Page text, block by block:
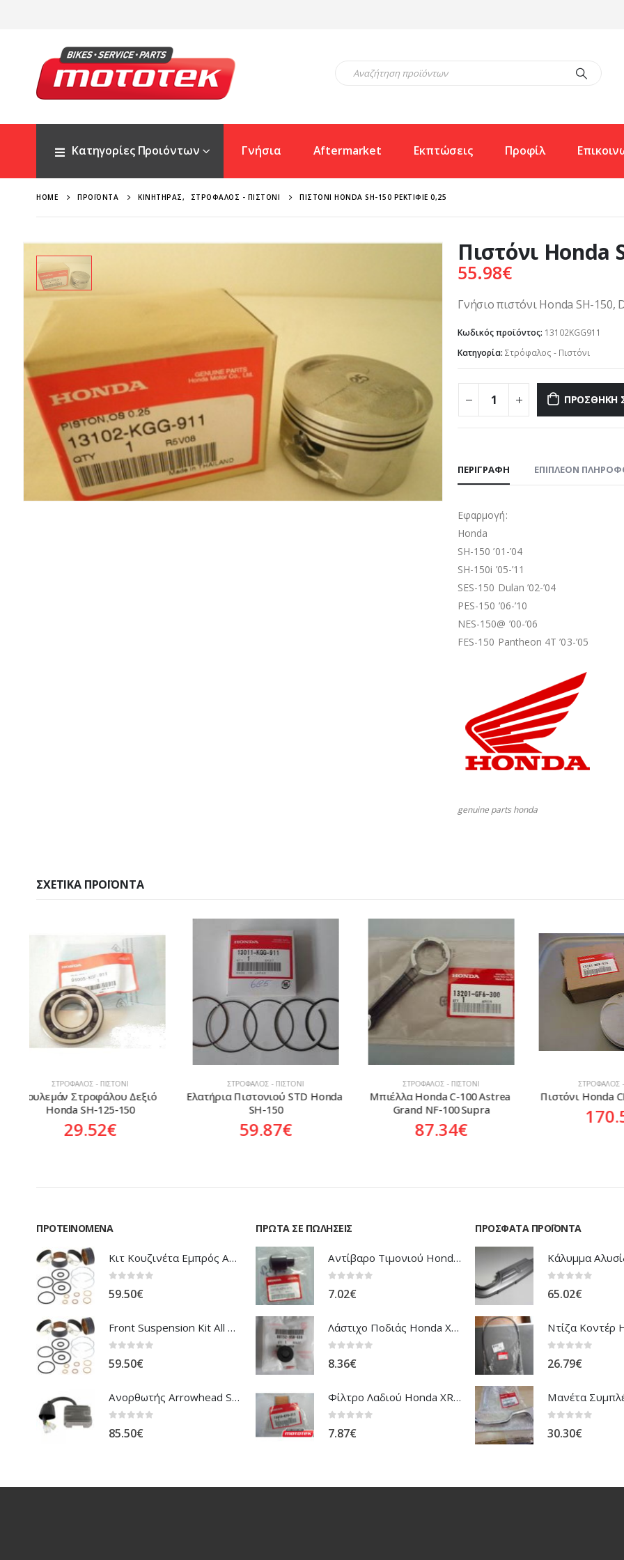
Κατηγορίες Προιόντων Γνήσια Aftermarket Εκπτώσεις Προφίλ
HOME ΠΡΟΪΌΝΤΑ ΚΙΝΗΤΉΡΑΣ, ΣΤΡΌΦΑΛΟΣ - ΠΙΣΤΌΝΙ ΠΙΣΤΌΝΙ HONDA SH-150 ΡΕΚΤΙΦΙΈ 0,25
Πιστόνι Honda
55.98€
Γνήσιο πιστόνι Honda SH-150,
Κωδικός προϊόντος: 13102KGG911
Κατηγορία: Στρόφαλος - Πιστόνι
ΠΡΟΣΘΉΚΗ
ΠΕΡΙΓΡΑΦΉ ΕΠΙΠΛΈΟΝ
Εφαρμογή:
Honda
SH-150 ’01-’04
SH-150i ’05-’11
SES-150 Dulan ’02-’04
PES-150 ’06-’10
NES-150@ ’00-’06
FES-150 Pantheon 4T ’03-’05
genuine parts honda
ΣΧΕΤΙΚΆ ΠΡΟΪΌΝΤΑ
ΣΤΡΌΦΑΛΟΣ - ΠΙΣΤΌΝΙ
Ελατήρια Πιστονιού STD Honda
SH-150
59.87
ΣΤΡΌΦΑΛΟΣ - ΠΙΣΤΌΝΙ
Μπιέλλα Honda C-100 Astrea
Grand NF-100 Supra
87.34
ΣΤΡΌΦΑΛΟΣ - ΠΙΣΤΌΝΙ
Πιστόνι Honda CRF-450R ’02-’03
170.52
Τσιμούχα
ΠΡΟΤΕΙΝΌΜΕΝΑ
Κιτ Κουζινέτα Εμπρός Ανάρτησης All Balls Honda CBR-1100XX Blackbird
59.50€
Front Suspension Kit All Balls Honda XL-1000V Varadero
59.50€
Ανορθωτής Arrowhead Suzuki DL-1000 V'Strom
85.50€
ΠΡΏΤΑ ΣΕ ΠΩΛΉΣΕΙΣ
Αντίβαρο Τιμονιού Honda ANF-125 Innova
7.02€
Λάστιχο Ποδιάς Honda XRV-750 Africa Twin
8.36€
Φίλτρο Λαδιού Honda XR-NX-FMX
7.87€
ΠΡΌΣΦΑΤΑ ΠΡΟΪΌΝΤΑ
65.02€
26.79€
30.30€